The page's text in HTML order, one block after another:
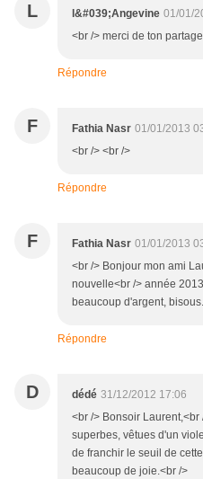
L l&#039;Angevine 01/01/
<br /> merci de ton
Répondre
F Fathia Nasr 01/01/2013
<br /> <br />
Répondre
F Fathia Nasr 01/01/2013
<br /> Bonjour mon ami
nouvelle<br /> année
beaucoup d'argent,
Répondre
D dédé 31/12/2012 17:06
<br /> Bonsoir
superbes, vêtues d'un
de franchir le seuil de
beaucoup de joie.<br /